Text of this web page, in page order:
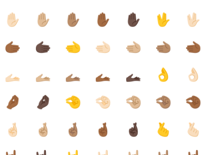
✋🏻 ✋🏼 ✋🏽 ✋🏾 ✋🏿 🖖 🖖🏻
🫱🏾 🫱🏿 🫲 🫲🏻 🫲🏼 🫲🏽 🫲🏾
🫴🏻 🫴🏼 🫴🏽 🫴🏾 🫴🏿 👌 👌🏻
🤌🏾 🤌🏿 🤏 🤏🏻 🤏🏼 🤏🏽 🤏🏾
🤞🏻 🤞🏼 🤞🏽 🤞🏾 🤞🏿 🫰 🫰🏻